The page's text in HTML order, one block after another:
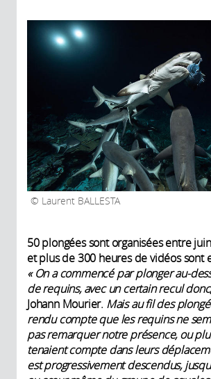
Laurent BALLESTA
50 plongées sont organisées entre
et plus de 300 heures de vidéos sont
« On a commencé par plonger au-
de requins, avec un certain recul donc
Johann Mourier. Mais au fil des
rendu compte que les requins ne
pas remarquer notre présence, ou
tenaient compte dans leurs
est progressivement descendus,